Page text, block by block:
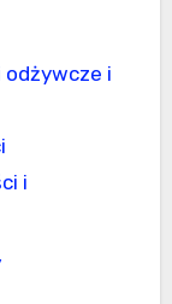
odżywcze i
i